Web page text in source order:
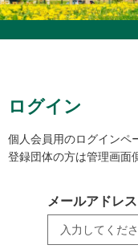
ログイン
個人会員用のログインペ
登録団体の方は管理画面
メールアドレス